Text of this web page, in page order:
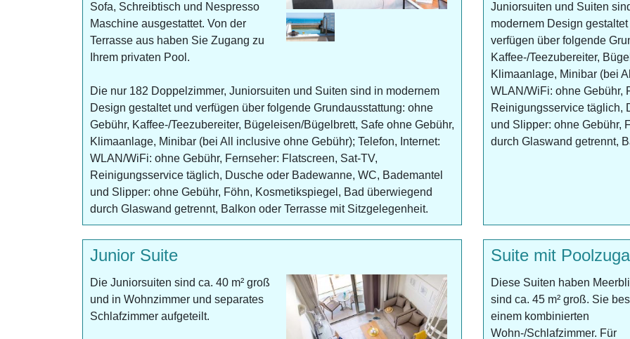
Sofa, Schreibtisch und Nespresso
Maschine ausgestattet. Von der
Terrasse aus haben Sie Zugang zu
Ihrem privaten Pool.
Die nur 182 Doppelzimmer, Juniorsuiten und Suiten sind in modernem
Design gestaltet und verfügen über folgende Grundausstattung: ohne
Gebühr, Kaffee-/Teezubereiter, Bügeleisen/Bügelbrett, Safe ohne Gebühr,
Klimaanlage, Minibar (bei All inclusive ohne Gebühr); Telefon, Internet:
WLAN/WiFi: ohne Gebühr, Fernseher: Flatscreen, Sat-TV,
Reinigungsservice täglich, Dusche oder Badewanne, WC, Bademantel
und Slipper: ohne Gebühr, Föhn, Kosmetikspiegel, Bad überwiegend
durch Glaswand getrennt, Balkon oder Terrasse mit Sitzgelegenheit.
Juniorsuiten und Suiten
modernem Design gestaltet
verfügen über folgende
Kaffee-/Teezubereiter,
Klimaanlage, Minibar (bei
WLAN/WiFi: ohne Gebühr,
Reinigungsservice täglich,
und Slipper: ohne Gebühr,
durch Glaswand getrennt,
Junior Suite
Die Juniorsuiten sind ca. 40 m² groß
und in Wohnzimmer und separates
Schlafzimmer aufgeteilt.
Suite mit
Diese Suiten haben
sind ca. 45 m² groß. Sie
einem kombinierten
Wohn-/Schlafzimmer. Für